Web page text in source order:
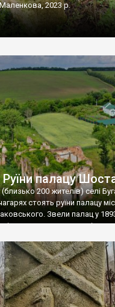
2023 р.
Руїни палацу
200 жителів) селі
стоять руїни палацу
Звели палац у
у ньому спочатку
туберкульозну
лікарня – ми точно не […]